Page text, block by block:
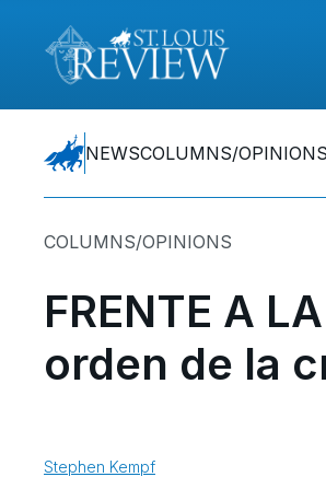
NEWSCOLUMNS/OPINIONS
COLUMNS/OPINIONS
FRENTE A
orden de la
Stephen Kempf